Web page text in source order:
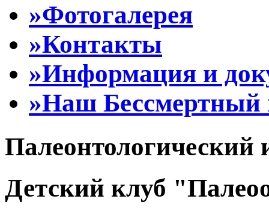
»Фотогалерея
»Контакты
»Информация и
»Наш Бессмертный
Палеонтологический
Детский клуб